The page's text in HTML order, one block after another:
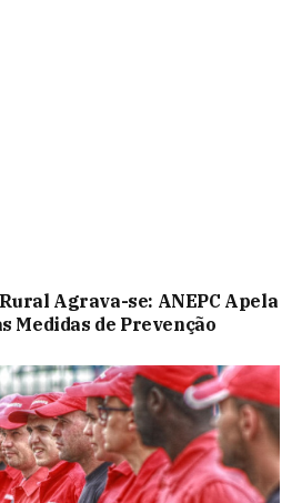
Agrava-se: ANEPC Apela
Medidas de Prevenção